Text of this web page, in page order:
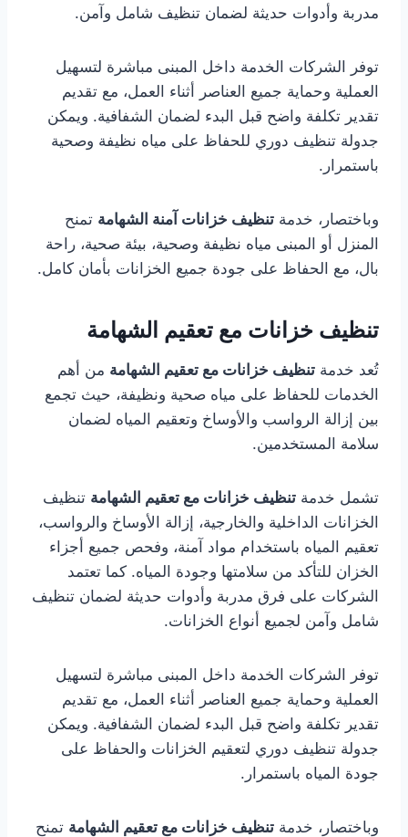
مدربة وأدوات حديثة لضمان تنظيف شامل وآمن.
توفر الشركات الخدمة داخل المبنى مباشرة لتسهيل
العملية وحماية جميع العناصر أثناء العمل، مع تقديم
تقدير تكلفة واضح قبل البدء لضمان الشفافية. ويمكن
جدولة تنظيف دوري للحفاظ على مياه نظيفة وصحية
باستمرار.
وباختصار، خدمة تنظيف خزانات آمنة الشهامة تمنح
المنزل أو المبنى مياه نظيفة وصحية، بيئة صحية، راحة
بال، مع الحفاظ على جودة جميع الخزانات بأمان كامل.
تنظيف خزانات مع تعقيم الشهامة
تُعد خدمة تنظيف خزانات مع تعقيم الشهامة من أهم
الخدمات للحفاظ على مياه صحية ونظيفة، حيث تجمع
بين إزالة الرواسب والأوساخ وتعقيم المياه لضمان
سلامة المستخدمين.
تشمل خدمة تنظيف خزانات مع تعقيم الشهامة تنظيف
الخزانات الداخلية والخارجية، إزالة الأوساخ والرواسب،
تعقيم المياه باستخدام مواد آمنة، وفحص جميع أجزاء
الخزان للتأكد من سلامتها وجودة المياه. كما تعتمد
الشركات على فرق مدربة وأدوات حديثة لضمان تنظيف
شامل وآمن لجميع أنواع الخزانات.
توفر الشركات الخدمة داخل المبنى مباشرة لتسهيل
العملية وحماية جميع العناصر أثناء العمل، مع تقديم
تقدير تكلفة واضح قبل البدء لضمان الشفافية. ويمكن
جدولة تنظيف دوري لتعقيم الخزانات والحفاظ على
جودة المياه باستمرار.
وباختصار، خدمة تنظيف خزانات مع تعقيم الشهامة تمنح